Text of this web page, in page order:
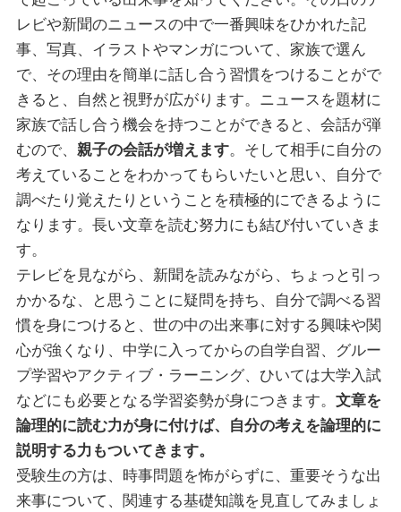
レビや新聞のニュースの中で一番興味をひかれた記
事、写真、イラストやマンガについて、家族で選ん
で、その理由を簡単に話し合う習慣をつけることがで
きると、自然と視野が広がります。ニュースを題材に
家族で話し合う機会を持つことができると、会話が弾
むので、 親子の会話が増えます。そして相手に自分の
考えていることをわかってもらいたいと思い、自分で
調べたり覚えたりということを積極的にできるように
なります。長い文章を読む努力にも結び付いていきま
す。
テレビを見ながら、新聞を読みながら、ちょっと引っ
かかるな、と思うことに疑問を持ち、自分で調べる習
慣を身につけると、世の中の出来事に対する興味や関
心が強くなり、中学に入ってからの自学自習、グルー
プ学習やアクティブ・ラーニング、ひいては大学入試
などにも必要となる学習姿勢が身につきます。 文章を
論理的に読む力が身に付けば、自分の考えを論理的に
説明する力もついてきます。
受験生の方は、時事問題を怖がらずに、重要そうな出
来事について、関連する基礎知識を見直してみましょ